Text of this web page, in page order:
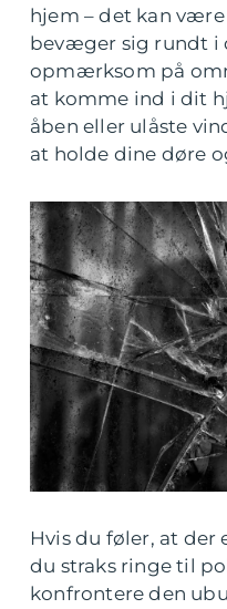
hjem – det kan
bevæger sig rundt i
opmærksom på
at komme ind i dit
åben eller ulåste
at holde dine døre
Hvis du føler, at der
du straks ringe til
konfrontere den